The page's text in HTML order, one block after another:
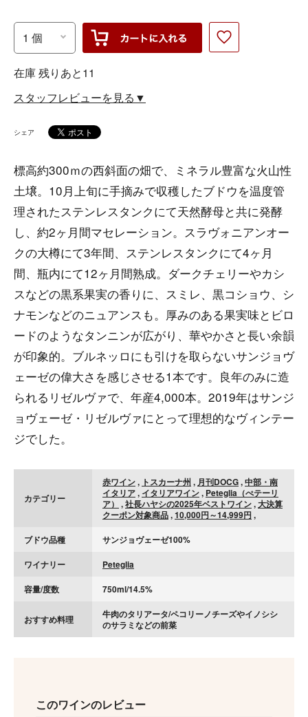
在庫 残りあと11
スタッフレビューを見る▼
シェア
標高約300ｍの西斜面の畑で、ミネラル豊富な火山性
土壌。10月上旬に手摘みで収穫したブドウを温度管
理されたステンレスタンクにて天然酵母と共に発酵
し、約2ヶ月間マセレーション。スラヴォニアンオー
クの大樽にて3年間、ステンレスタンクにて4ヶ月
間、瓶内にて12ヶ月間熟成。ダークチェリーやカシ
スなどの黒系果実の香りに、スミレ、黒コショウ、シ
ナモンなどのニュアンスも。厚みのある果実味とビロ
ードのようなタンニンが広がり、華やかさと長い余韻
が印象的。ブルネッロにも引けを取らないサンジョヴ
ェーゼの偉大さを感じさせる1本です。良年のみに造
られるリゼルヴァで、年産4,000本。2019年はサンジ
ョヴェーゼ・リゼルヴァにとって理想的なヴィンテー
ジでした。
カテゴリー
赤ワイン, トスカーナ州 , 月刊DOCG,中部・南
イタリア, イタリアワイン, Peteglia（ぺテーリ
ア） ,社長ハヤシの2025年ベストワイン,大決算
クーポン対象商品,10,000円～14,999円 ,
ブドウ品種
サンジョヴェーゼ100%
ワイナリー
Peteglia
容量/度数
750ml/14.5%
おすすめ料理
牛肉のタリアータ/ペコリーノチーズやイノシシ
のサラミなどの前菜
このワインのレビュー